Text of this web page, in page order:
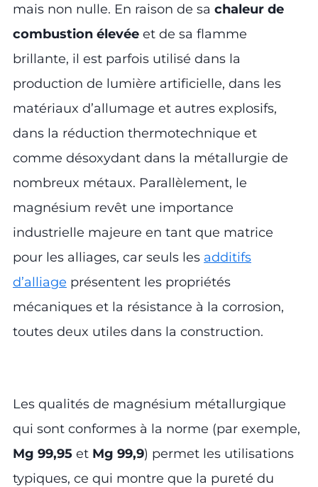
mais non nulle. En raison de sa chaleur de
combustion élevée et de sa flamme
brillante, il est parfois utilisé dans la
production de lumière artificielle, dans les
matériaux d’allumage et autres explosifs,
dans la réduction thermotechnique et
comme désoxydant dans la métallurgie de
nombreux métaux. Parallèlement, le
magnésium revêt une importance
industrielle majeure en tant que matrice
pour les alliages, car seuls les additifs
d’alliage présentent les propriétés
mécaniques et la résistance à la corrosion,
toutes deux utiles dans la construction.
Les qualités de magnésium métallurgique
qui sont conformes à la norme (par exemple,
Mg 99,95 et Mg 99,9) permet les utilisations
typiques, ce qui montre que la pureté du